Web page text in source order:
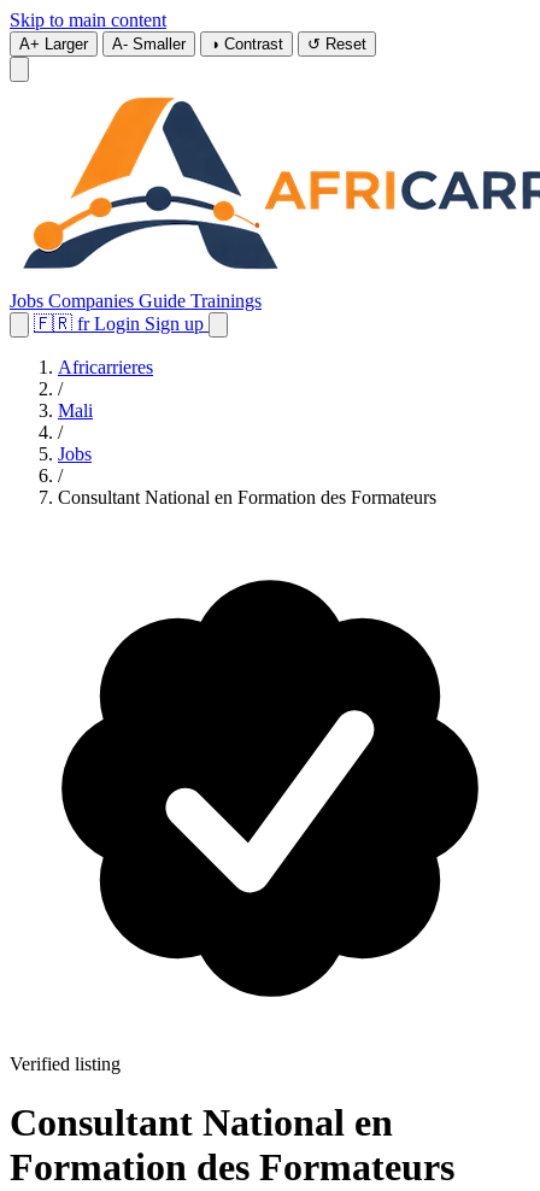
Skip to main content
A+ Larger A- Smaller ◑ Contrast ↺ Reset
Jobs Companies Guide Trainings
🇫🇷 fr Login Sign up
Africarrieres
/
Mali
/
Jobs
/
Consultant National en Formation des Formateurs
Verified listing
Consultant National en
Formation des Formateurs